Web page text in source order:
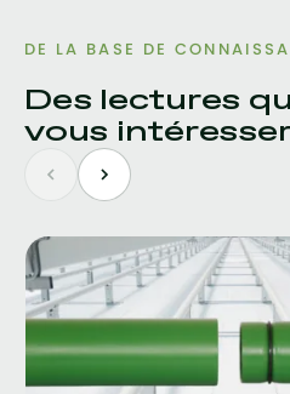
DE LA BASE DE
Des lectures
vous